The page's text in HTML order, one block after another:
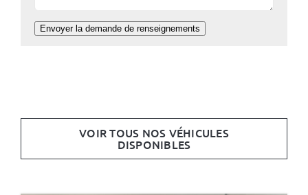
VOIR TOUS NOS VÉHICULES
DISPONIBLES
Envoyer la demande de renseignements